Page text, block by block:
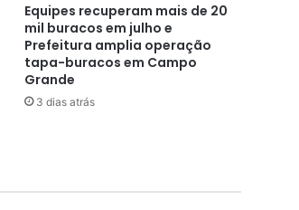
Equipes recuperam mais de 20
mil buracos em julho e
Prefeitura amplia operação
tapa-buracos em Campo
Grande
3 dias atrás